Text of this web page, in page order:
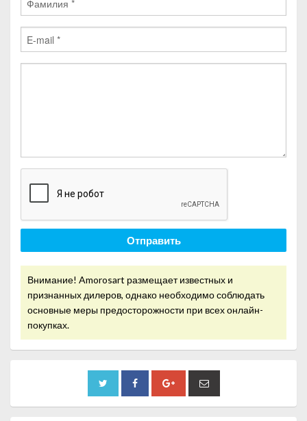
Отправить
Внимание! Amorosart размещает известных и
признанных дилеров, однако необходимо соблюдать
основные меры предосторожности при всех онлайн-
покупках.